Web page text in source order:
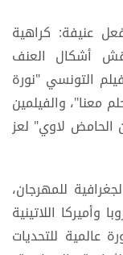
عنيفة: كراهية
أشكال العنف
التونسي "نورة
معنا"، والفيلمين
لاوي" لعز
للمهرجان،
وأميركا اللاتينية
عالمية للتحديات